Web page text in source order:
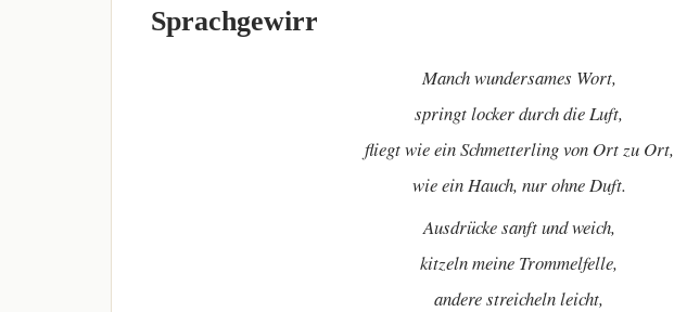
Sprachgewirr
Manch wundersames Wort,
springt locker durch die Luft,
fliegt wie ein Schmetterling von Ort zu Ort,
wie ein Hauch, nur ohne Duft.
Ausdrücke sanft und weich,
kitzeln meine Trommelfelle,
andere streicheln leicht,